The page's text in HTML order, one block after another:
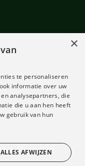
Alle rechten
×
te personaliseren
informatie over uw
analysepartners, die
die u aan hen heeft
gebruik van hun
ALLES AFWIJZEN